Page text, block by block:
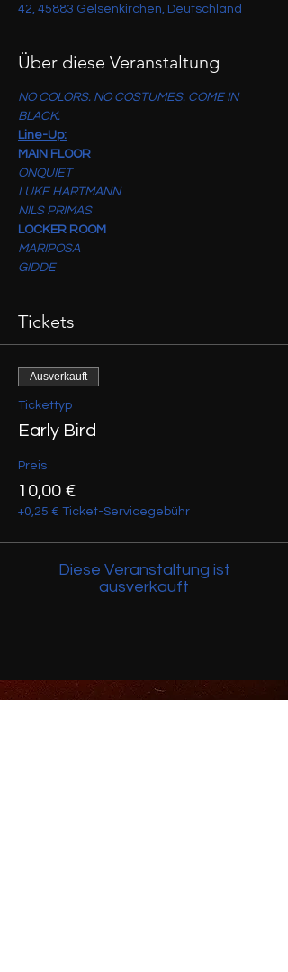
42, 45883 Gelsenkirchen, Deutschland
Über diese Veranstaltung
NO COLORS. NO COSTUMES. COME IN
BLACK.
Line-Up:
MAIN FLOOR
ONQUIET
LUKE HARTMANN
NILS PRIMAS
LOCKER ROOM
MARIPOSA
GIDDE
Tickets
Ausverkauft
Tickettyp
Early Bird
Preis
10,00 €
+0,25 € Ticket-Servicegebühr
Diese Veranstaltung ist
ausverkauft